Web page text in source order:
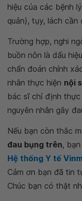
hiệu của các bệnh
quản), tụy, lách
Trường hợp, nghi
buồn nôn là dấu
chẩn đoán chính
nhân thực hiện nội
bác sĩ chỉ định thực
nguyên nhân gây
Nếu bạn còn thắc
đau bụng trên,
Hệ thống Y tế
Cảm ơn bạn đã tin
Chúc bạn có thật